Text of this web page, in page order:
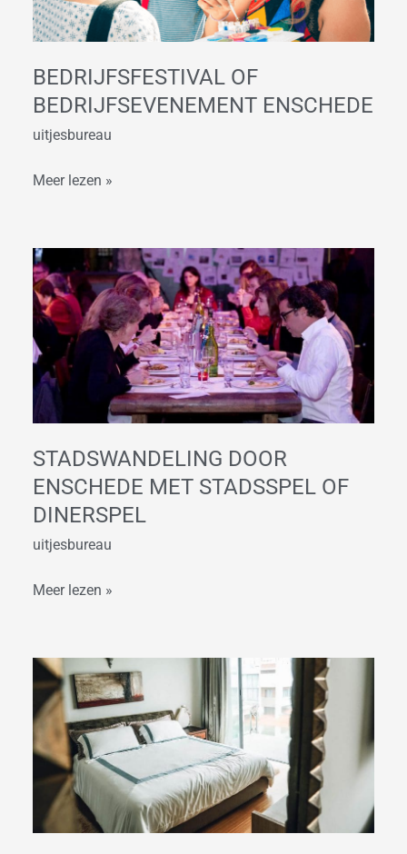
BEDRIJFSFESTIVAL OF
BEDRIJFSEVENEMENT ENSCHEDE
uitjesbureau
Meer lezen »
STADSWANDELING DOOR
ENSCHEDE MET STADSSPEL OF
DINERSPEL
uitjesbureau
Stadswandeling
door
Enschede
met
stadsspel
of
dinerspel
Meer lezen »
Weekendarrangement
voor
bedrijven
in
Enschede